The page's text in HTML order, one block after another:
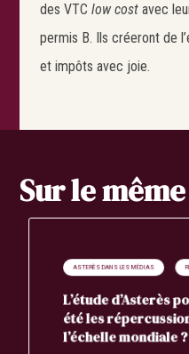
des VTC low costavec
permis B. Ils créeront de
et impôts avec joie.
Sur le
ASTERÈS DANS LES MÉDIAS
L’étude d’Asterès
été les
l’échelle mondiale ?